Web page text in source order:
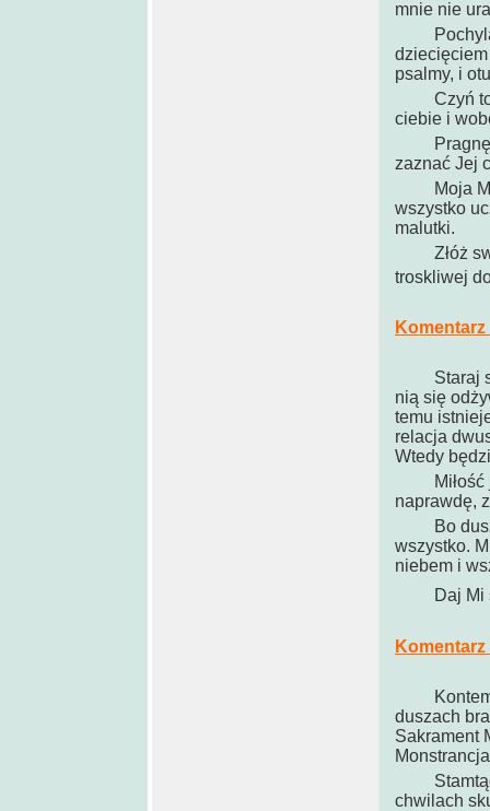
mnie nie
Pochylaj
dziecięciem
psalmy, i
Czyń to i
ciebie i
Pragnę w
zaznać Jej
Moja
wszystko
malutki.
Złóż
troskliwej
Staraj się
nią się
temu
relacja
Wtedy
Miłość
naprawdę,
Bo dusza
wszystko.
niebem i
Daj Mi
duszach
Sakrament
Stamtąd
chwilach